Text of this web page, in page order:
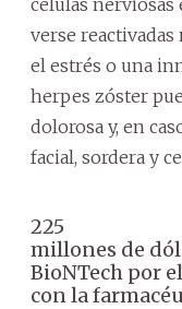
células
verse
el estrés o una
herpes zóster
dolorosa y, en
facial, sordera y
225
millones de
BioNTech por
con la